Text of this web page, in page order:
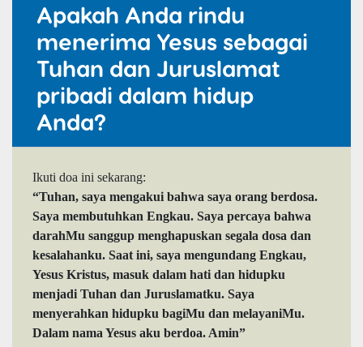
Apakah Anda rindu
menerima Yesus sebagai
Tuhan dan Juruslamat
pribadi dalam hidup
Anda?
Ikuti doa ini sekarang:
“Tuhan, saya mengakui bahwa saya orang berdosa.
Saya membutuhkan Engkau. Saya percaya bahwa
darahMu sanggup menghapuskan segala dosa dan
kesalahanku. Saat ini, saya mengundang Engkau,
Yesus Kristus, masuk dalam hati dan hidupku
menjadi Tuhan dan Juruslamatku. Saya
menyerahkan hidupku bagiMu dan melayaniMu.
Dalam nama Yesus aku berdoa. Amin”